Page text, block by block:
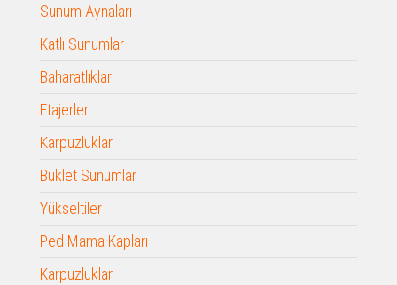
Sunum Aynaları
Katlı Sunumlar
Baharatlıklar
Etajerler
Karpuzluklar
Buklet Sunumlar
Yükseltiler
Ped Mama Kapları
Karpuzluklar